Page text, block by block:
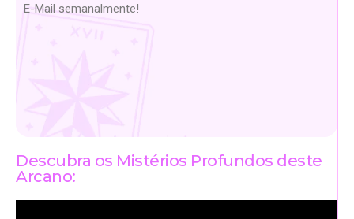
E-Mail semanalmente!
Descubra os Mistérios Profundos deste
Arcano: